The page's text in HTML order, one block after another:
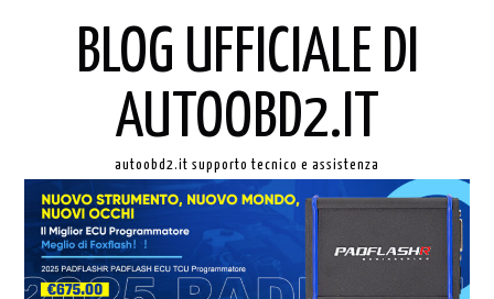
BLOG UFFICIALE DI
AUTOOBD2.IT
autoobd2.it supporto tecnico e assistenza